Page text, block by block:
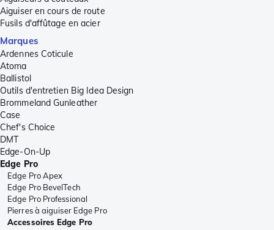
Aiguiser en cours de route
Fusils d'affûtage en acier
Marques
Ardennes Coticule
Atoma
Ballistol
Outils d'entretien Big Idea Design
Brommeland Gunleather
Case
Chef's Choice
DMT
Edge-On-Up
Edge Pro
Edge Pro Apex
Edge Pro BevelTech
Edge Pro Professional
Pierres à aiguiser Edge Pro
Accessoires Edge Pro